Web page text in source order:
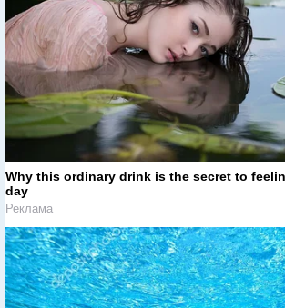
Why this ordinary drink is the secret to
day
Реклама